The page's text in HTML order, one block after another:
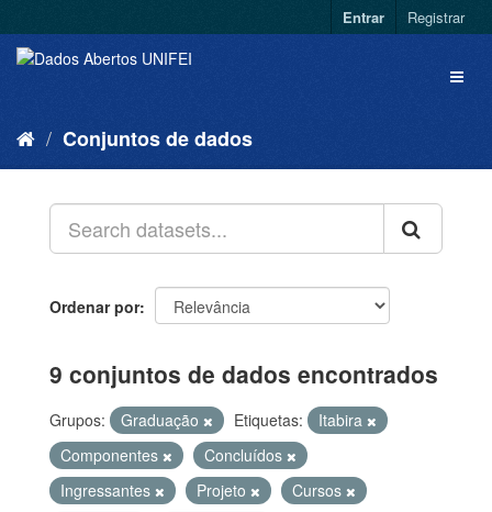
Entrar Registrar
Conjuntos de dados
Ordenar por
9 conjuntos de dados encontrados
Grupos: Graduação Etiquetas:
Itabira
Componentes
Concluídos
Ingressantes
Projeto
Cursos